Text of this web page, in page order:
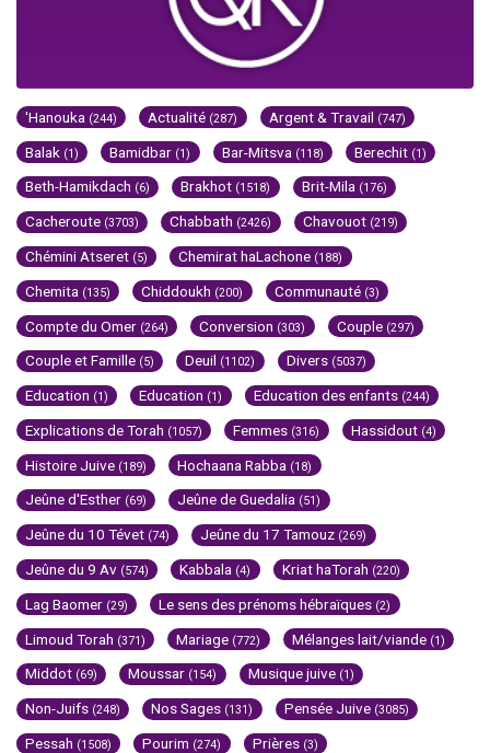
'Hanouka (244) Actualité (287) Argent & Travail (747)
Balak (1) Bamidbar (1) Bar-Mitsva (118) Berechit (1)
Beth-Hamikdach (6) Brakhot (1518) Brit-Mila (176)
Cacheroute (3703) Chabbath (2426) Chavouot (219)
Chémini Atseret (5) Chemirat haLachone (188)
Chemita (135) Chiddoukh (200) Communauté (3)
Compte du Omer (264) Conversion (303) Couple (297)
Couple et Famille (5) Deuil (1102) Divers (5037)
Education (1) Education (1) Education des enfants (244)
Explications de Torah (1057) Femmes (316) Hassidout (4)
Histoire Juive (189) Hochaana Rabba (18)
Jeûne d'Esther (69) Jeûne de Guedalia (51)
Jeûne du 10 Tévet (74) Jeûne du 17 Tamouz (269)
Jeûne du 9 Av (574) Kabbala (4) Kriat haTorah (220)
Lag Baomer (29) Le sens des prénoms hébraïques (2)
Limoud Torah (371) Mariage (772) Mélanges lait/viande (1)
Middot (69) Moussar (154) Musique juive (1)
Non-Juifs (248) Nos Sages (131) Pensée Juive (3085)
Pessah (1508) Pourim (274) Prières (3)